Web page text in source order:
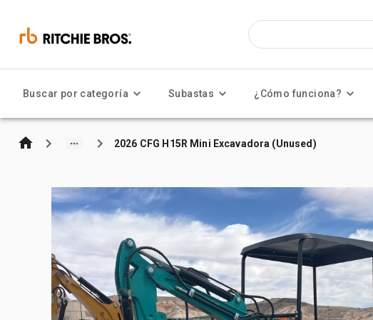
Buscar por categoría Subastas ¿Cómo funciona?
2026 CFG H15R Mini Excavadora (Unused)